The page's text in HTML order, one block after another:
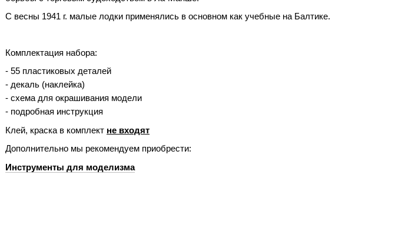
С весны 1941 г. малые лодки применялись в основном как учебные на Балтике.
Комплектация набора:
- 55 пластиковых деталей
- декаль (наклейка)
- схема для окрашивания модели
- подробная инструкция
Клей, краска в комплект не входят
Дополнительно мы рекомендуем приобрести:
Инструменты для моделизма